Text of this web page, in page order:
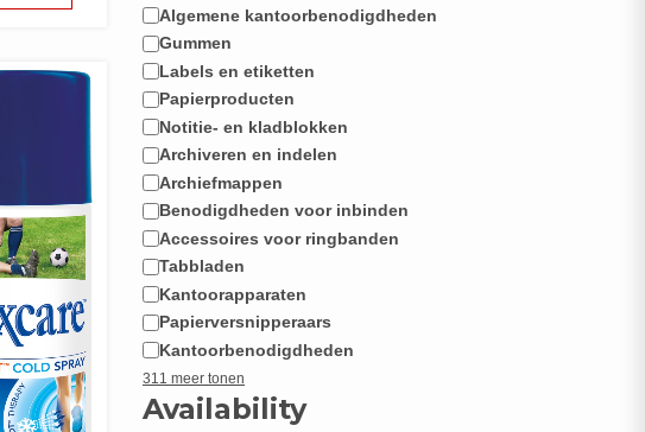
Algemene kantoorbenodigdheden
Gummen
Labels en etiketten
Papierproducten
Notitie- en kladblokken
Archiveren en indelen
Archiefmappen
Benodigdheden voor inbinden
Accessoires voor ringbanden
Tabbladen
Kantoorapparaten
Papierversnipperaars
Kantoorbenodigdheden
311 meer tonen
Availability